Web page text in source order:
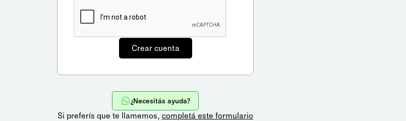
¿Necesitás ayuda?
Si preferís que te llamemos, completá este formulario